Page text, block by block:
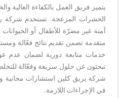
يتميز فريق العمل بالكفاءة العالية
الحشرات المزعجة. تستخدم شركة
آمنة غير مضرّة للأطفال أو الحيوانات
متقدمة تضمن تقديم نتائج فعّالة
خدمات متابعة دورية لضمان عدم
تبحثون عن حلول سريعة وفعّالة
شركة بريق كلين استشارات مجانية
في الإجراءات اللازمة.